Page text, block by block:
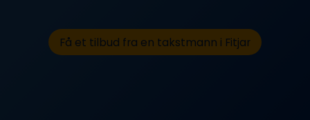
Få et tilbud fra en takstmann i Fitjar